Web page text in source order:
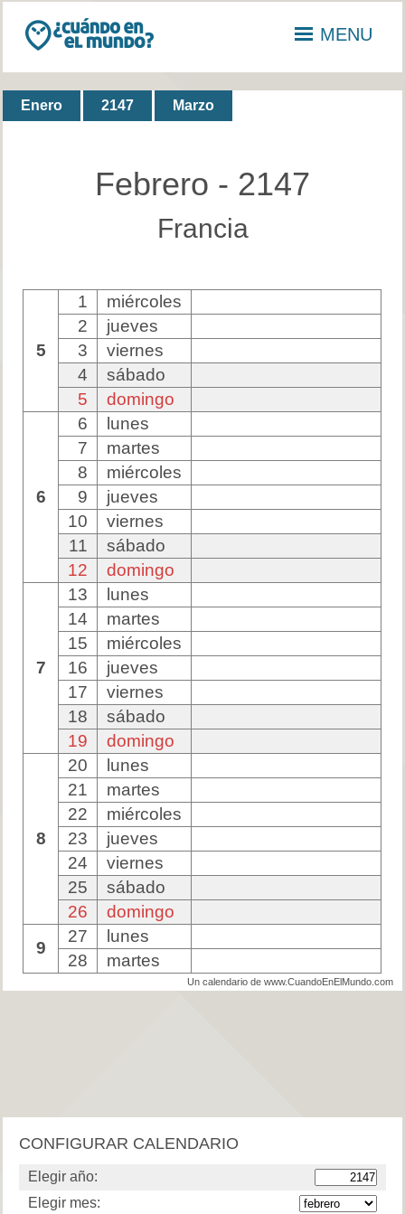
MENU
Enero 2147 Marzo
Febrero - 2147
Francia
5
1
miércoles
2
jueves
3
viernes
4
sábado
5
domingo
6
6
lunes
7
martes
8
miércoles
9
jueves
10
viernes
11
sábado
12
domingo
7
13
lunes
14
martes
15
miércoles
16
jueves
17
viernes
18
sábado
19
domingo
8
20
lunes
21
martes
22
miércoles
23
jueves
24
viernes
25
sábado
26
domingo
9
27
lunes
28
martes
Un calendario de www.CuandoEnElMundo.com
CONFIGURAR CALENDARIO
Elegir año:
Elegir mes: